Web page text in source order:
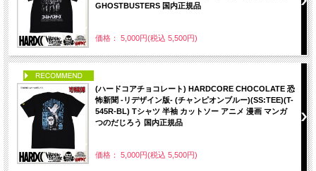
GHOSTBUSTERS 国内正規品
価格： 5,000円(税込 5,500円)
(ハードコアチョコレート) HARDCORE CHOCOLATE 恐
怖新聞 -リデザイン版- (チャンピオンブルー)(SS:TEE)(T-
545R-BL) Tシャツ 半袖 カットソー アニメ 漫画 マンガ
つのだじろう 国内正規品
価格： 5,000円(税込 5,500円)